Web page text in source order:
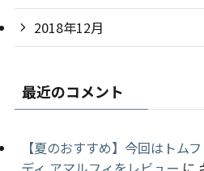
2018年12月
最近のコメント
【夏のおすすめ】今回はトム